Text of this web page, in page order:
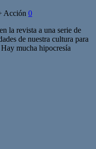
Acción 0
la revista a una serie de
de nuestra cultura para
mucha hipocresía